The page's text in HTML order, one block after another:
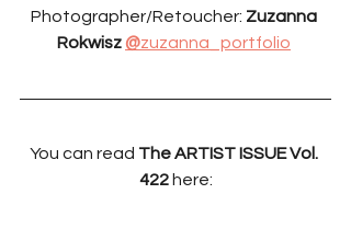
Photographer/Retoucher: Zuzanna
Rokwisz @zuzanna_portfolio
You can read The ARTIST ISSUE Vol.
422 here: